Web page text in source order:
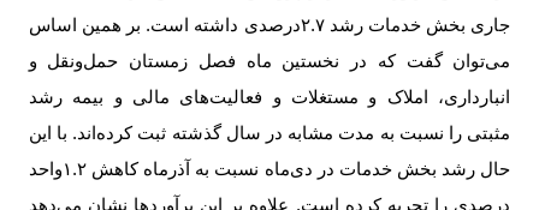
جاری بخش خدمات رشد ۲.۷درصدی داشته است. بر همین اساس
می‌توان گفت که در نخستین ماه فصل زمستان حمل‌ونقل و
انبارداری، املاک و مستغلات و فعالیت‌های مالی و بیمه رشد
مثبتی را نسبت به مدت مشابه در سال گذشته ثبت کرده‌اند. با این
حال رشد بخش خدمات در دی‌ماه نسبت به آذرماه کاهش ۱.۲واحد
درصدی را تجربه کرده است. علاوه بر این برآوردها نشان می‌دهد